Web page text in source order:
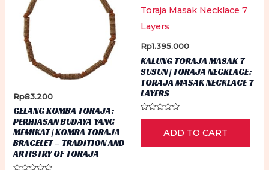
options
may
the
product
page
Rp83.200
GELANG KOMBA TORAJA:
PERHIASAN BUDAYA YANG
MEMIKAT | KOMBA TORAJA
BRACELET – TRADITION AND
ARTISTRY OF TORAJA
Rp1.395.000
KALUNG TORAJA MASAK 7
SUSUN | TORAJA NECKLACE:
TORAJA MASAK NECKLACE 7
LAYERS
Rated
5
ADD TO CART